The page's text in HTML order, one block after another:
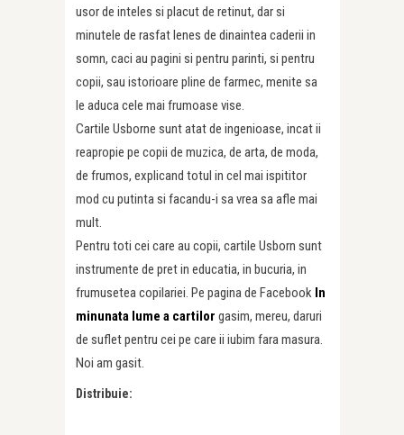
usor de inteles si placut de retinut, dar si
minutele de rasfat lenes de dinaintea caderii in
somn, caci au pagini si pentru parinti, si pentru
copii, sau istorioare pline de farmec, menite sa
le aduca cele mai frumoase vise.
Cartile Usborne sunt atat de ingenioase, incat ii
reapropie pe copii de muzica, de arta, de moda,
de frumos, explicand totul in cel mai ispititor
mod cu putinta si facandu-i sa vrea sa afle mai
mult.
Pentru toti cei care au copii, cartile Usborn sunt
instrumente de pret in educatia, in bucuria, in
frumusetea copilariei. Pe pagina de Facebook In
minunata lume a cartilor gasim, mereu, daruri
de suflet pentru cei pe care ii iubim fara masura.
Noi am gasit.
Distribuie: